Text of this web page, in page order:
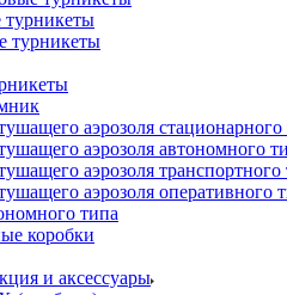
турникеты
аэрозоля стационарного
аэрозоля автономного
аэрозоля транспортного
аэрозоля оперативного
типа
коробки
и аксессуары